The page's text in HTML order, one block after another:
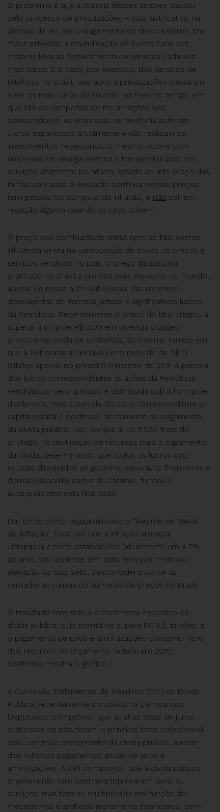
O problema é que a maioria desses setores passou
pelo processo de privatizações – cuja justificativa, na
década de 90, era o pagamento da dívida externa. Em
mãos privadas, a reivindicação de lucros cada vez
maiores leva ao fornecimento de serviços cada vez
mais caros. É o caso, por exemplo, dos serviços de
telefonia no Brasil, que após a privatizações passaram
a ser os mais caros do mundo, ao mesmo tempo em
que são os campeões de reclamações dos
consumidores. As empresas de telefonia auferem
lucros espantosos anualmente e não realizam os
investimentos necessários. O mesmo ocorre com
empresas de energia elétrica e transportes públicos,
serviços altamente lucrativos, devido ao alto preço das
tarifas cobradas. A elevação contínua desses preços
tem pesado no cômputo da inflação, e não sofrem
redução alguma quando os juros sobem.
O preço dos combustíveis então nem se fala: exerce
influência direta na composição de todos os preços e
serviços vendidos no país. O preço da gasolina
praticado no Brasil é um dos mais elevados do mundo,
apesar de nossa auto-suficiência, das recentes
descobertas de imensas jazidas e significativos lucros
da Petrobrás. Recentemente o preço do litro chegou a
superar a cifra de R$ 3,00 em diversas cidades,
provocando onda de protestos, ao mesmo tempo em
que a Petrobrás anunciava lucro recorde de R$ 11
bilhões apenas no primeiro trimestre de 2011. A parcela
dos lucros correspondentes às ações da Petrobrás
vendidas ao setor privado é distribuída sob a forma de
dividendos, mas a parcela do lucro correspondente ao
capital estatal é destinada diretamente ao pagamento
da dívida pública. Isso porque a Lei 9.530 trata do
privilégio na destinação de recursos para o pagamento
da dívida, determinando que todos os lucros das
estatais destinados ao governo, superávits financeiros e
demais disponibilidades de estatais, fundos e
autarquias têm esta finalidade.
Da forma como regulamentado o “Regime de Metas
de Inflação”, toda vez que a inflação ameaçar
ultrapassa a meta estabelecida (atualmente em 4,5%
ao ano), seu controle tem sido feito por meio da
elevação da taxa Selic, desconsiderando-se as
verdadeiras causas do aumento de preços no Brasil.
O resultado tem sido o crescimento explosivo da
dívida pública, cujo montante supera R$ 2,5 trilhões, e
o pagamento de juros e amortizações consumiu 45%
dos recursos do orçamento federal em 2010,
conforme mostra o gráfico I.
A Comissão Parlamentar de Inquérito (CPI) da Dívida
Pública, recentemente concluída na Câmara dos
Deputados, comprovou que as altas taxas de juros
praticadas no país foram o principal fator responsável
pelo contínuo crescimento da dívida pública, apesar
dos vultosos pagamentos anuais de juros e
amortizações. A CPI comprovou que a dívida pública
brasileira não tem contrapartida real em bens ou
serviços, mas tem se multiplicado em função de
mecanismos e artifícios meramente financeiros, bem